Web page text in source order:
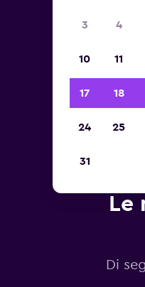
Le
Di
3 4
10 11
17 18
24 25
31